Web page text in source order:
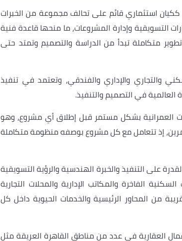
ككيان استثماري قائم على تحالف مجموعة من الخبرات
التسويقية وإدارة المشروعات، ما منحها قاعدة فنية
متكاملة تبدأ من الدراسة والتصميم وتمتد حتى
والتجاري والإداري والفندقي، وتعتمد في تنفيذ
في التصميم والتنفيذ.
العمرانية بشكل مستمر قبل إطلاق أي مشروع، وهو
إذ تتعامل مع كل مشروع بوصفه منظومة متكاملة
على التنفيذ والخبرة الهندسية والرؤية التسويقية
الفاخرة والمكاتب الإدارية والمحلات التجارية
من المحاور الرئيسية والخدمات الحيوية داخل كل
العقارية في عدد من مناطق القاهرة العريقة مثل